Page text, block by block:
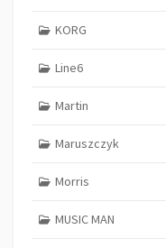
KORG
Line6
Martin
Maruszczyk
Morris
MUSIC MAN